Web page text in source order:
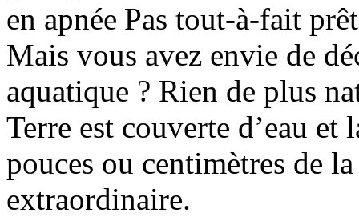
Pas tout-à-fait
Mais vous avez envie de
aquatique ? Rien de plus
Terre est couverte d’eau et
pouces ou centimètres de
extraordinaire.